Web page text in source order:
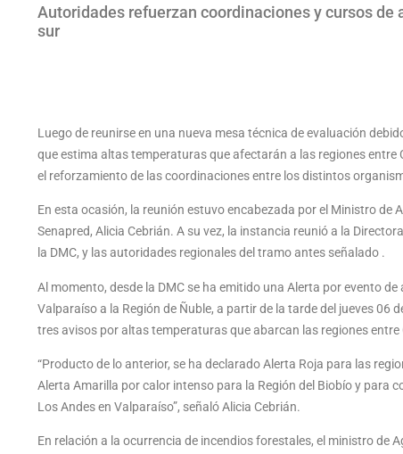
Autoridades refuerzan coordinaciones y cursos
sur
Luego de reunirse en una nueva mesa técnica de evaluación
que estima altas temperaturas que afectarán a las regiones
el reforzamiento de las coordinaciones entre los distintos
En esta ocasión, la reunión estuvo encabezada por el Ministro de
Senapred, Alicia Cebrián. A su vez, la instancia reunió a la
la DMC, y las autoridades regionales del tramo antes señalado .
Al momento, desde la DMC se ha emitido una Alerta por evento
Valparaíso a la Región de Ñuble, a partir de la tarde del jueves
tres avisos por altas temperaturas que abarcan las regiones entre
“Producto de lo anterior, se ha declarado Alerta Roja para las
Alerta Amarilla por calor intenso para la Región del Biobío y para
Los Andes en Valparaíso”, señaló Alicia Cebrián.
En relación a la ocurrencia de incendios forestales, el ministro de